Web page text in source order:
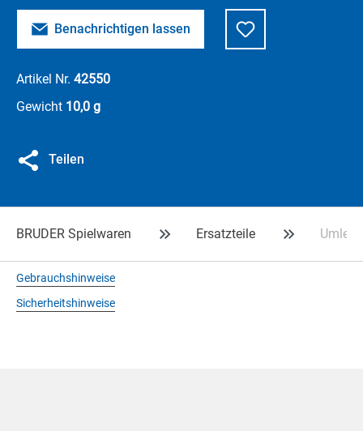
Benachrichtigen lassen
Artikel Nr. 42550
Gewicht 10,0 g
Teilen
BRUDER Spielwaren Ersatzteile
Gebrauchshinweise
Sicherheitshinweise